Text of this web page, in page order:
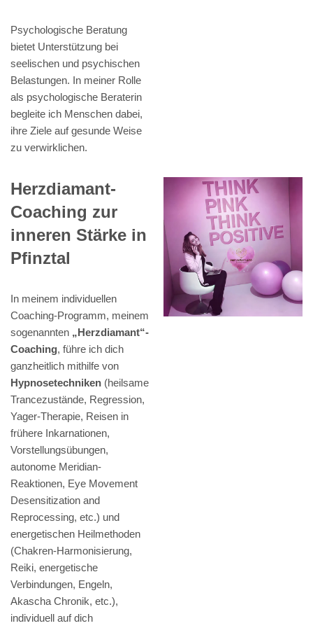
Psychologische Beratung
bietet Unterstützung bei
seelischen und psychischen
Belastungen. In meiner Rolle
als psychologische Beraterin
begleite ich Menschen dabei,
ihre Ziele auf gesunde Weise
zu verwirklichen.
Herzdiamant-
Coaching zur
inneren Stärke in
Pfinztal
In meinem individuellen
Coaching-Programm, meinem
sogenannten „Herzdiamant“-
Coaching, führe ich dich
ganzheitlich mithilfe von
Hypnosetechniken (heilsame
Trancezustände, Regression,
Yager-Therapie, Reisen in
frühere Inkarnationen,
Vorstellungsübungen,
autonome Meridian-
Reaktionen, Eye Movement
Desensitization and
Reprocessing, etc.) und
energetischen Heilmethoden
(Chakren-Harmonisierung,
Reiki, energetische
Verbindungen, Engeln,
Akascha Chronik, etc.),
individuell auf dich